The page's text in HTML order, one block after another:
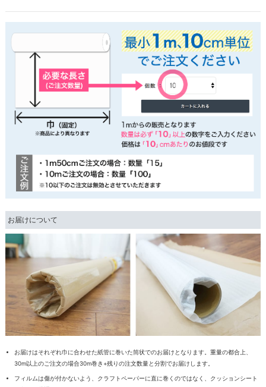
お届けについて
お届けはそれぞれ巾に合わせた紙管に巻いた筒状でのお届けとなります。重量の都合上、
30m以上のご注文の場合30m巻き+残りの注文数量と分割でお届けします。
フィルムは傷が付かないよう、クラフトペーパーに直に巻くのではなく、クッションシート